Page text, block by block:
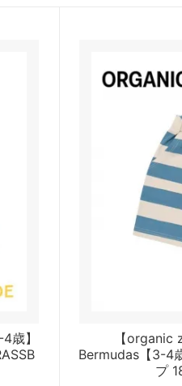
歳】
【
Bermudas【3-4
プ